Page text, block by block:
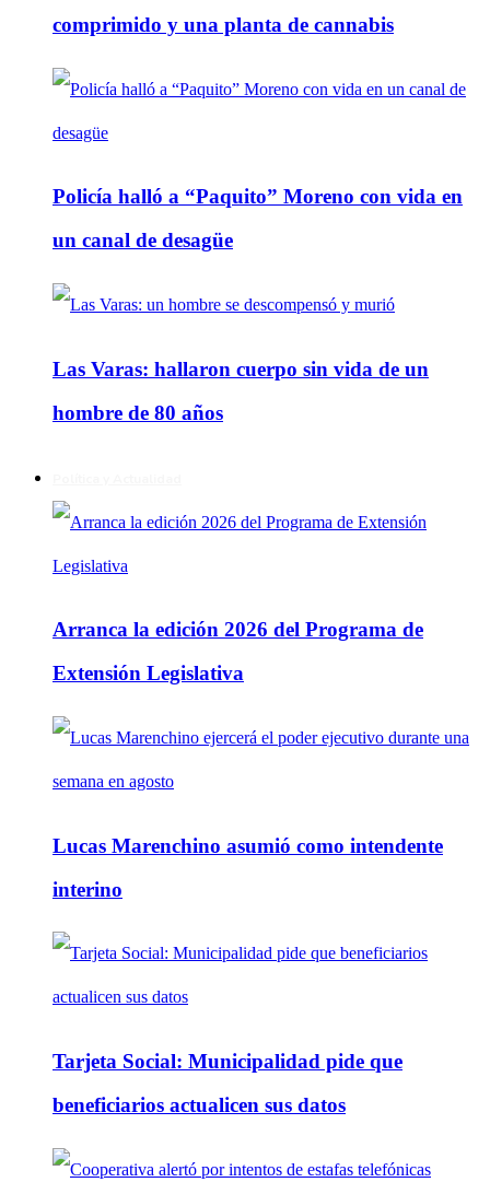
comprimido y una planta de cannabis
Policía halló a “Paquito” Moreno con vida en
un canal de desagüe
Las Varas: hallaron cuerpo sin vida de un
hombre de 80 años
Arranca la edición 2026 del Programa de
Extensión Legislativa
Lucas Marenchino asumió como intendente
interino
Tarjeta Social: Municipalidad pide que
beneficiarios actualicen sus datos